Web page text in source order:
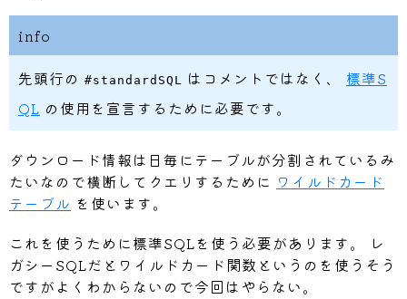
info
先頭行の #standardSQL はコメントではなく、 標準S
QL の使用を宣言するために必要です。
ダウンロード情報は日毎にテーブルが分割されているみ
たいなので横断してクエリするために ワイルドカード
テーブル を使います。
これを使うために標準SQLを使う必要があります。 レ
ガシーSQLだとワイルドカード関数というのを使うそう
ですがよくわからないので今回はやらない。